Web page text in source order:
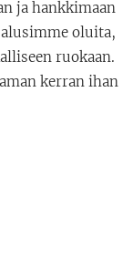
ja hankkimaan
oluita,
ruokaan.
kerran ihan